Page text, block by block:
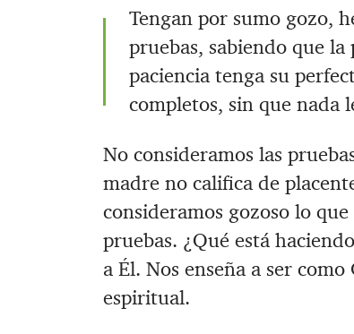
Tengan por sumo gozo,
pruebas, sabiendo que
paciencia tenga su
completos, sin que nada
No consideramos las
madre no califica de
consideramos gozoso lo
pruebas. ¿Qué está
a Él. Nos enseña a ser
espiritual.